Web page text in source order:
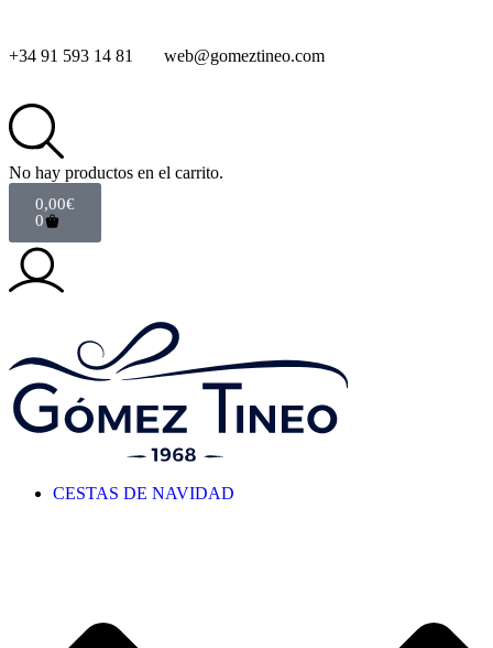
+34 91 593 14 81 web@gomeztineo.com
No hay productos en el carrito.
0,00€
0
CESTAS DE NAVIDAD